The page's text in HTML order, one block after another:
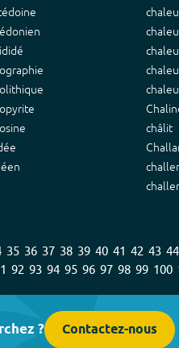
châlit
35 36 37 38 39 40 41 42 43 44
92 93 94 95 96 97 98 99 100
? Contactez-nous